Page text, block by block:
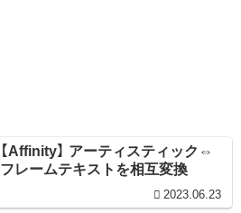
【Affinity】 アーティスティック⇔
フレームテキストを相互変換
2023.06.23